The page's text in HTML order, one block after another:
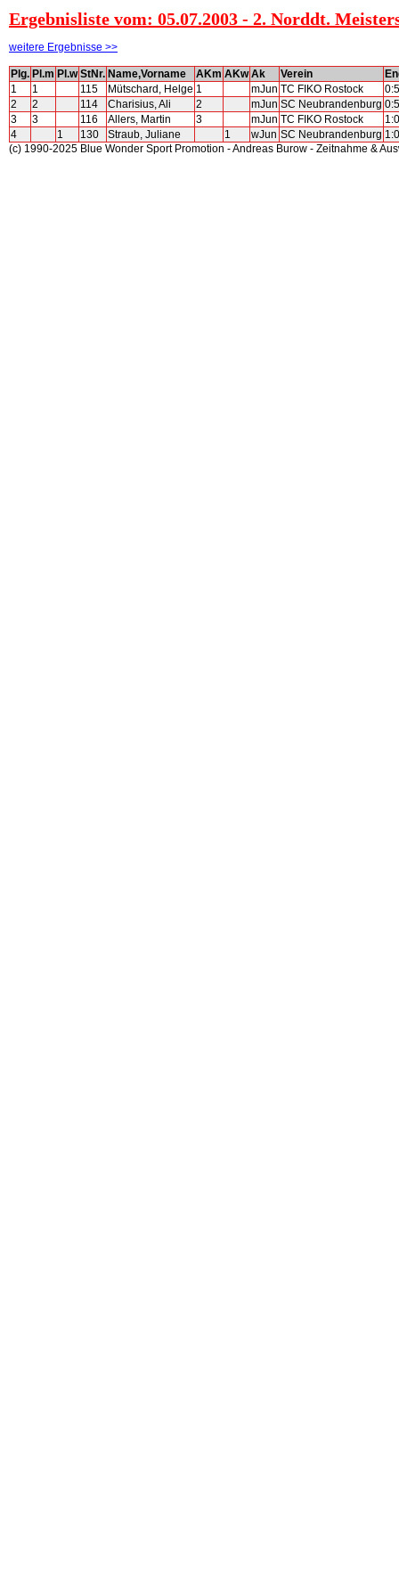
Ergebnisliste vom: 05.07.2003 - 2. Norddt.
weitere Ergebnisse >>
Plg. Pl.m Pl.w StNr. Name,Vorname AKm AKw Ak Verein
1
1 115 Mütschard, Helge 1 mJun TC FIKO Rostock
2
2 114 Charisius, Ali 2 mJun SC Neubrandenburg
3
3 116 Allers, Martin 3 mJun TC FIKO Rostock
4
1 130 Straub, Juliane 1 wJun SC Neubrandenburg
(c) 1990-2025 Blue Wonder Sport Promotion - Andreas Burow - Zeitnahme &